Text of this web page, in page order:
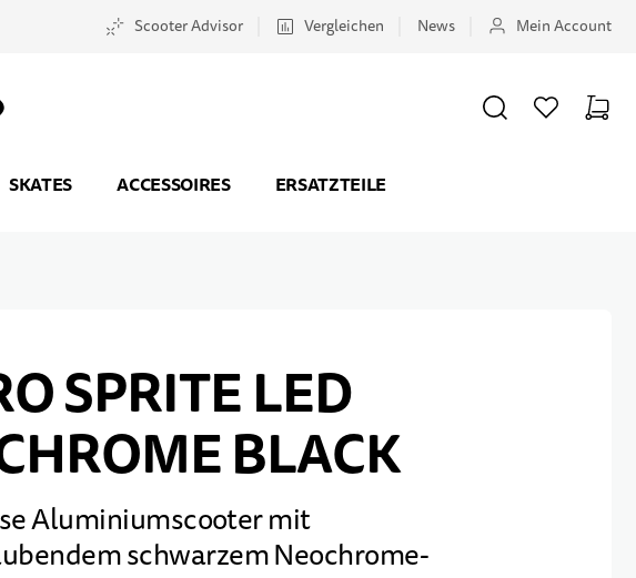
Scooter Advisor Vergleichen News Mein Account
SKATES ACCESSOIRES ERSATZTEILE
SUCHE WUNSCHZETTEL
SPRITE LED
BLACK
Aluminiumscooter mit
schwarzem Neochrome-